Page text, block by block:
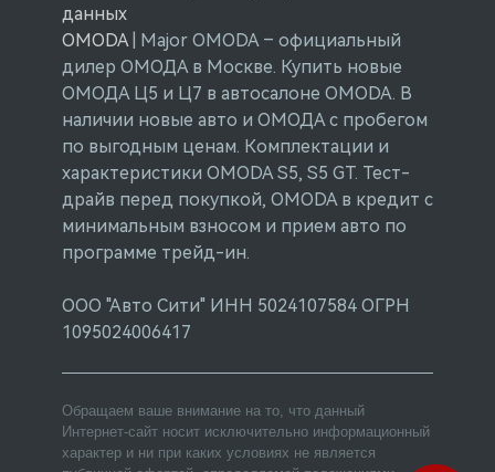
данных
OMODA| Major OMODA – официальный
дилер ОМОДА в Москве. Купить новые
ОМОДА Ц5 и Ц7 в автосалоне OMODA. В
наличии новые авто и ОМОДА с пробегом
по выгодным ценам. Комплектации и
характеристики OMODAS5, S5 GT. Тест-
драйв перед покупкой, OMODA в кредит с
минимальным взносом и прием авто по
программе трейд-ин.
ООО "Авто Сити" ИНН 5024107584 ОГРН
1095024006417
Обращаем ваше внимание на то, что данный
Интернет-сайт носит исключительно информационный
характер и ни при каких условиях не является